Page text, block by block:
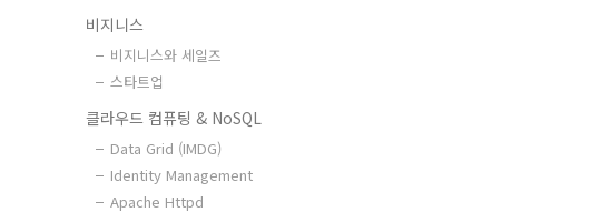
비지니스
비지니스와 세일즈
스타트업
클라우드 컴퓨팅 & NoSQL
Data Grid (IMDG)
Identity Management
Apache Httpd